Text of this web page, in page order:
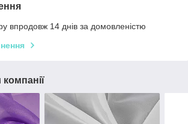
впродовж 14 днів за домовленістю
компанії